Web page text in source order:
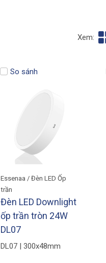
Xem:
Essenaa / Đèn LED Ốp
trần
Đèn LED Downlight
ốp trần tròn 24W
DL07
DL07 | 300x48mm
So sánh